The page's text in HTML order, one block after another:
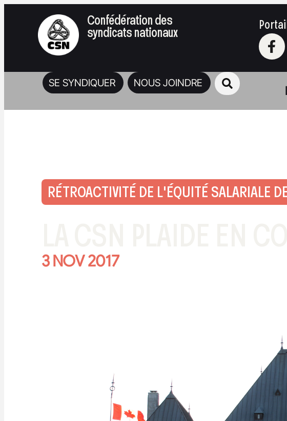
Confédération des
syndicats nationaux
SE SYNDIQUER NOUS JOINDRE
RÉTROACTIVITÉ DE L'ÉQUITÉ SALARIALE
3 NOV 2017